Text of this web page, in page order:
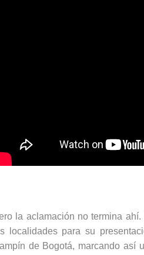
la aclamación no termina
localidades para su
de Bogotá, marcando así